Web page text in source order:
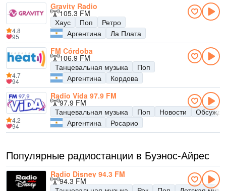
Gravity Radio
105.3 FM
Хаус
Поп
Ретро
Аргентина
Ла Плата
4.8
95
FM Córdoba
106.9 FM
Танцевальная музыка
Поп
Аргентина
Кордова
4.7
94
Radio Vida 97.9 FM
97.9 FM
Танцевальная музыка
Поп Новости
Аргентина
Росарио
4.2
94
Популярные радиостанции в Буэнос-Айрес
Radio Disney 94.3 FM
94.3 FM